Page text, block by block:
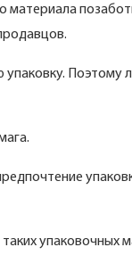
материала
Поэтому
таких